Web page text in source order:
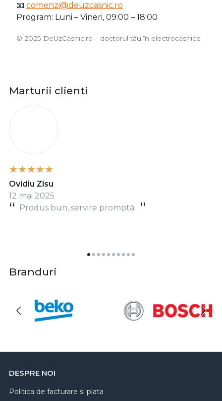
📧 comenzi@deuzcasnic.ro
Program: Luni – Vineri, 09:00 – 18:00
©️ 2025 DeUzCasnic.ro – doctorul tău în electrocasnice
Marturii clienti
Produs bun, servire promptă.
Ovidiu Zisu
12 mai 2025
Branduri
DESPRE NOI
Politica de facturare si plata